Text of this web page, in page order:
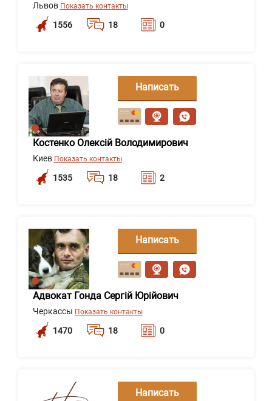
Львов Показать контакты
1556 18 0
Костенко Олексій Володимирович
Киев Показать контакты
1535 18 2
Написать
сообщение
Адвокат Гонда Сергій Юрійович
Черкассы Показать контакты
1470 18 0
Написать
сообщение
Написать